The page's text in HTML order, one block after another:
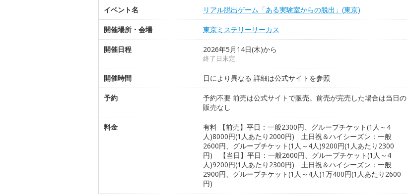
イベント名 リアル脱出ゲーム「ある実験室からの脱出」(東京)
開催場所・会場 東京ミステリーサーカス
開催日程 2026年5月14日(木)から
終了日未定
開催時間 日により異なる 詳細は公式サイトを参照
予約
予約不要 前売は公式サイトで販売。前売が完売した場合は当日の
販売なし
料金
有料 【前売】平日：一般2300円、グループチケット(1人～4
人)8000円(1人あたり2000円) 土日祝＆ハイシーズン：一般
2600円、グループチケット(1人～4人)9200円(1人あたり2300
円) 【当日】平日：一般2600円、グループチケット(1人～4
人)9200円(1人あたり2300円) 土日祝＆ハイシーズン：一般
2900円、グループチケット(1人～4人)1万400円(1人あたり2600
円)